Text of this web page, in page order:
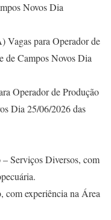
Novos Dia
para Operador de
de Campos Novos Dia
Operador de Produção
Dia 25/06/2026 das
Serviços Diversos, com
experiência na Área